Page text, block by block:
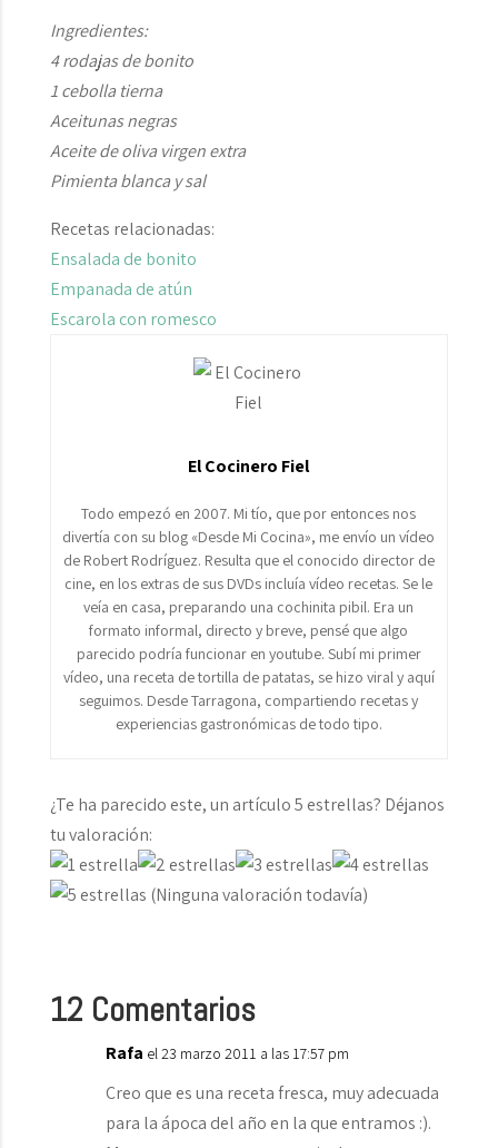
Ingredientes:
4 rodajas de bonito
1 cebolla tierna
Aceitunas negras
Aceite de oliva virgen extra
Pimienta blanca y sal
Recetas relacionadas:
Ensalada de bonito
Empanada de atún
Escarola con romesco
El Cocinero Fiel
Todo empezó en 2007. Mi tío, que por entonces nos
divertía con su blog «Desde Mi Cocina», me envío un vídeo
de Robert Rodríguez. Resulta que el conocido director de
cine, en los extras de sus DVDs incluía vídeo recetas. Se le
veía en casa, preparando una cochinita pibil. Era un
formato informal, directo y breve, pensé que algo
parecido podría funcionar en youtube. Subí mi primer
vídeo, una receta de tortilla de patatas, se hizo viral y aquí
seguimos. Desde Tarragona, compartiendo recetas y
experiencias gastronómicas de todo tipo.
¿Te ha parecido este, un artículo 5 estrellas? Déjanos
tu valoración:
(Ninguna valoración todavía)
12 Comentarios
Rafa el 23 marzo 2011 a las 17:57 pm
Creo que es una receta fresca, muy adecuada
para la ápoca del año en la que entramos :).